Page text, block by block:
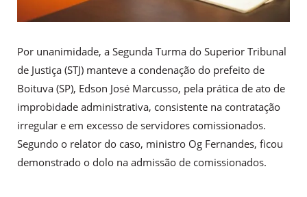
Por unanimidade, a Segunda Turma do Superior Tribunal
de Justiça (STJ) manteve a condenação do prefeito de
Boituva (SP), Edson José Marcusso, pela prática de ato de
improbidade administrativa, consistente na contratação
irregular e em excesso de servidores comissionados.
Segundo o relator do caso, ministro Og Fernandes, ficou
demonstrado o dolo na admissão de comissionados.